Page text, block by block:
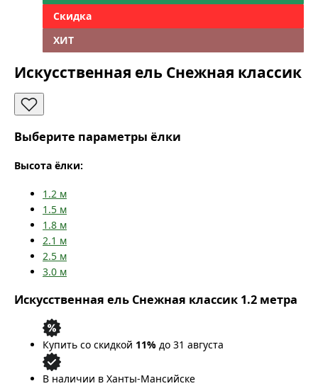
Скидка
ХИТ
Искусственная ель Снежная классик
Выберите параметры ёлки
Высота ёлки:
1.2 м
1.5 м
1.8 м
2.1 м
2.5 м
3.0 м
Искусственная ель Снежная классик 1.2 метра
Купить со скидкой 11% до 31 августа
В наличии в Ханты-Мансийске